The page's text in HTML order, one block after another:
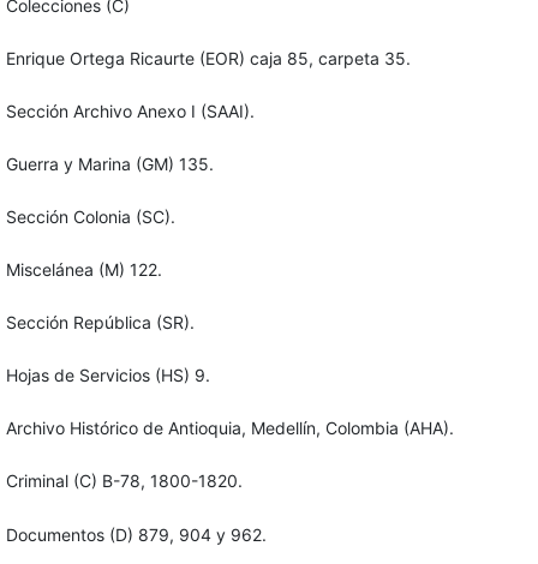
Colecciones (C)
Enrique Ortega Ricaurte (EOR) caja 85, carpeta 35.
Sección Archivo Anexo I (SAAI).
Guerra y Marina (GM) 135.
Sección Colonia (SC).
Miscelánea (M) 122.
Sección República (SR).
Hojas de Servicios (HS) 9.
Archivo Histórico de Antioquia, Medellín, Colombia (AHA).
Criminal (C) B-78, 1800-1820.
Documentos (D) 879, 904 y 962.